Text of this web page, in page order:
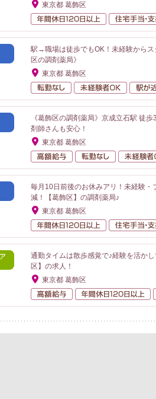
東京都 葛飾区
年間休日120日
駅→職場は徒歩でもOK！未経験から
区の調剤薬局》
東京都 葛飾区
転勤なし
未経験
《葛飾区の調剤薬局》京成立石駅 徒
剤師さんも安心！
東京都 葛飾区
高額給与
転勤なし
毎月10日前後のお休みアリ！未経験
減！【葛飾区】の調剤薬局♪
東京都 葛飾区
年間休日120日
通勤タイムは散歩感覚で♪経験を活か
区】の求人！
東京都 葛飾区
高額給与